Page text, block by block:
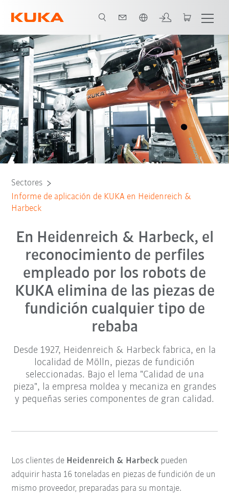
Todos los socios del sistema
Sectores
Informe de aplicación de KUKA en Heidenreich &
Harbeck
En Heidenreich & Harbeck, el
reconocimiento de perfiles
empleado por los robots de
KUKA elimina de las piezas de
fundición cualquier tipo de
rebaba
Desde 1927, Heidenreich & Harbeck fabrica, en la
localidad de Mölln, piezas de fundición
seleccionadas. Bajo el lema "Calidad de una
pieza", la empresa moldea y mecaniza en grandes
y pequeñas series componentes de gran calidad.
Los clientes de Heidenreich & Harbeck pueden
adquirir hasta 16 toneladas en piezas de fundición de un
mismo proveedor, preparadas para su montaje.